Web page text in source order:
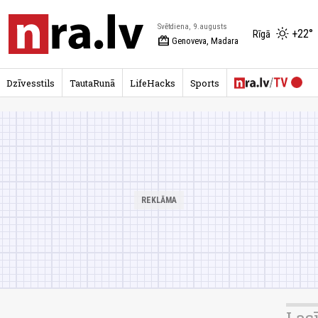
Svētdiena, 9.augusts
redeem Genoveva, Madara
Rīgā +22°
Dzīvesstils TautaRunā LifeHacks Sports